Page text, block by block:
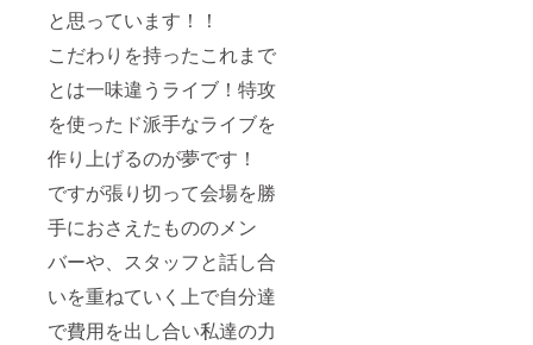
と思っています！！
こだわりを持ったこれまで
とは一味違うライブ！特攻
を使ったド派手なライブを
作り上げるのが夢です！
ですが張り切って会場を勝
手におさえたもののメン
バーや、スタッフと話し合
いを重ねていく上で自分達
で費用を出し合い私達の力